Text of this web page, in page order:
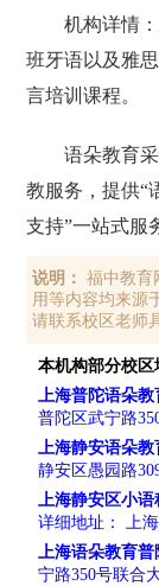
机构详情
班牙语以及雅
言培训课程。
语朵教育
教服务，提供“
支持”一站式服
说明：
福中教育
用等内容均来源
请联系校区老师
本机构部分校区
上海普陀语朵教
普陀区武宁路
上海静安语朵教
静安区愚园路
上海静安区小语
详细地址： 上
上海语朵教育普
宁路350号联合